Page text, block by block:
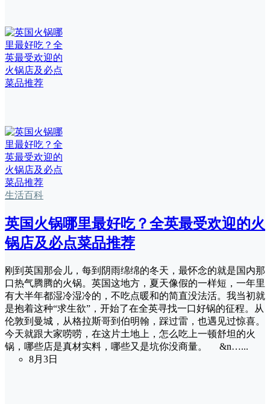
生活百科
英国火锅哪里最好吃？全英最受欢迎的火
锅店及必点菜品推荐
刚到英国那会儿，每到阴雨绵绵的冬天，最怀念的就是国内那
口热气腾腾的火锅。英国这地方，夏天像假的一样短，一年里
有大半年都湿冷湿冷的，不吃点暖和的简直没法活。我当初就
是抱着这种“求生欲”，开始了在全英寻找一口好锅的征程。从
伦敦到曼城，从格拉斯哥到伯明翰，踩过雷，也遇见过惊喜。
今天就跟大家唠唠，在这片土地上，怎么吃上一顿舒坦的火
锅，哪些店是真材实料，哪些又是坑你没商量。 &n…...
8月3日